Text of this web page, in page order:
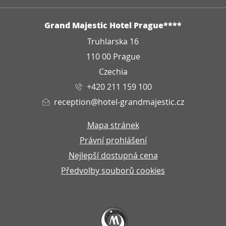
ADRESAGrand Majestic Hotel Prague****
Truhlarska 16
110 00 Prague
Czechia
+420 211 159 100
reception@hotel-grandmajestic.cz
Mapa stránek
Právní prohlášení
Nejlepší dostupná cena
Předvolby souborů cookies